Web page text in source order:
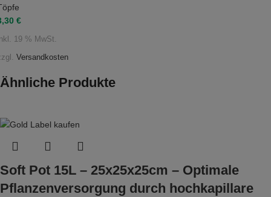
€
19 % MwSt.
Versandkosten
Ähnliche Produkte
Soft Pot 15L – 25x25x25cm – Optimale
Pflanzenversorgung durch hochkapillare